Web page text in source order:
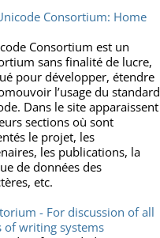
Consortium: Home
Consortium est un
sans finalité de lucre,
pour développer, étendre
l’usage du standard
Dans le site apparaissent
sections où sont
le projet, les
les publications, la
de données des
etc.
- For discussion of all
of writing systems